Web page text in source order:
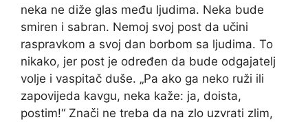
neka ne diže glas među ljudima. Neka bude
smiren i sabran. Nemoj svoj post da učini
raspravkom a svoj dan borbom sa ljudima. To
nikako, jer post je određen da bude odgajatelj
volje i vaspitač duše. „Pa ako ga neko ruži ili
zapovijeda kavgu, neka kaže: ja, doista,
postim!“ Znači ne treba da na zlo uzvrati zlim,